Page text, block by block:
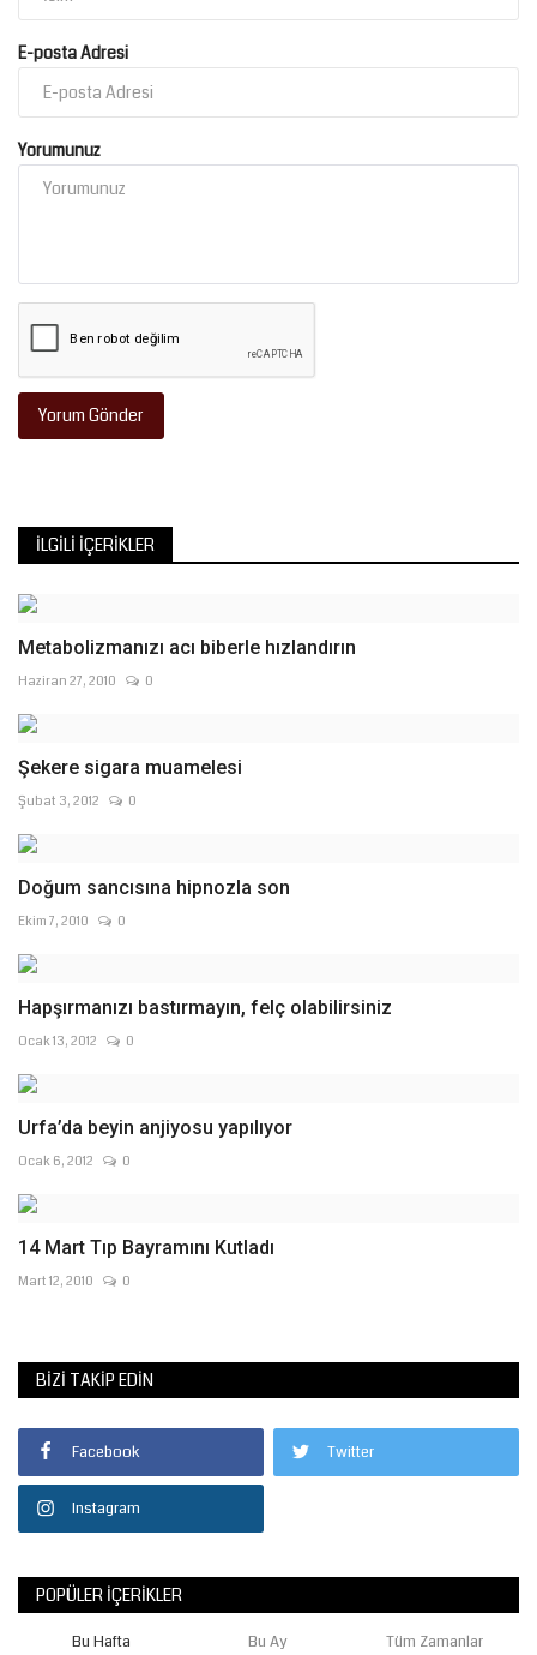
E-posta Adresi
Yorumunuz
Yorum Gönder
İLGILI İÇERIKLER
Metabolizmanızı acı biberle hızlandırın
Haziran 27, 2010 0
Şekere sigara muamelesi
Şubat 3, 2012 0
Doğum sancısına hipnozla son
Ekim 7, 2010 0
Hapşırmanızı bastırmayın, felç olabilirsiniz
Ocak 13, 2012 0
Urfa’da beyin anjiyosu yapılıyor
Ocak 6, 2012 0
14 Mart Tıp Bayramını Kutladı
Mart 12, 2010 0
BIZI TAKIP EDIN
Facebook Twitter
Instagram
POPÜLER İÇERIKLER
Bu Hafta Bu Ay Tüm Zamanlar